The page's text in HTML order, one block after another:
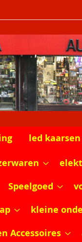
led kaarsen
Speelgoed
kleine
Accessoires